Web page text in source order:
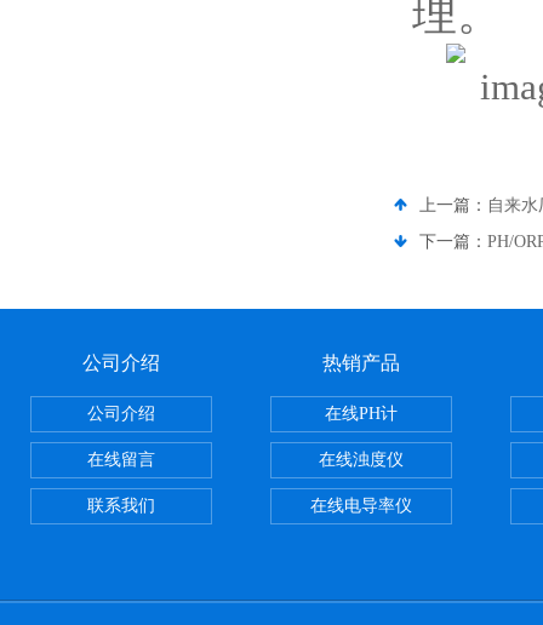
理。
上一篇： 自来
下一篇： PH/
公司介绍
公司介绍
在线留言
联系我们
热销产品
在线PH计
在线浊度仪
在线电导率仪